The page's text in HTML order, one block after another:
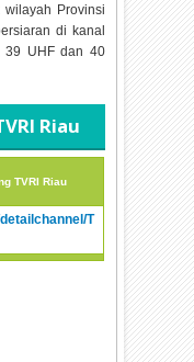
Provinsi
di kanal
39 UHF dan 40
Riau
TVRI Riau
T